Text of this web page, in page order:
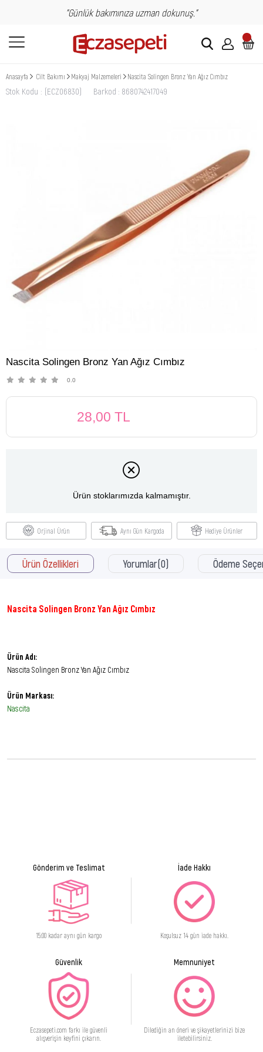
"Günlük bakımınıza uzman dokunuş."
Anasayfa Cilt Bakımı Makyaj Malzemeleri Nascita Solingen Bronz Yan Ağız Cımbız
Stok Kodu (ECZ06830) Barkod : 8680742417049
Nascita Solingen Bronz Yan Ağız Cımbız
0.0
28,00 TL
Ürün stoklarımızda kalmamıştır.
Orjinal Ürün Aynı Gün Kargoda Hediye Ürünler
Ürün Özellikleri Yorumlar(0) Ödeme
Nascita Solingen Bronz Yan Ağız Cımbız
Ürün Adı:
Nascita Solingen Bronz Yan Ağız Cımbız
Ürün Markası:
Nascita
Gönderim ve Teslimat
15:00 kadar aynı gün kargo
İade Hakkı
Koşulsuz 14 gün iade hakkı.
Güvenlik
Eczasepeti.com farkı ile güvenli
alışverişin keyfini çıkarın.
Memnuniyet
Dilediğin an öneri ve şikayetlerinizi bize
iletebilirsiniz.